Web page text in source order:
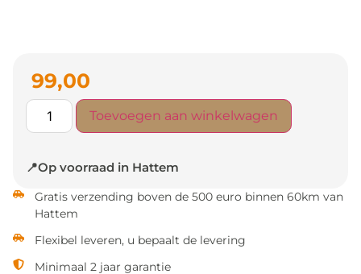
99,00
Toevoegen aan winkelwagen
📍Op voorraad in Hattem
Gratis verzending boven de 500 euro binnen 60km van
Hattem
Flexibel leveren, u bepaalt de levering
Minimaal 2 jaar garantie